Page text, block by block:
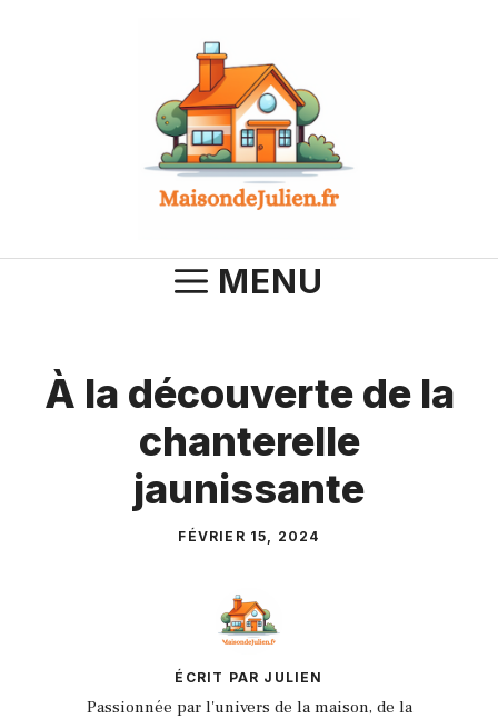
MENU
À la découverte de la
chanterelle
jaunissante
FÉVRIER 15, 2024
ÉCRIT PAR JULIEN
Passionnée par l'univers de la maison, de la